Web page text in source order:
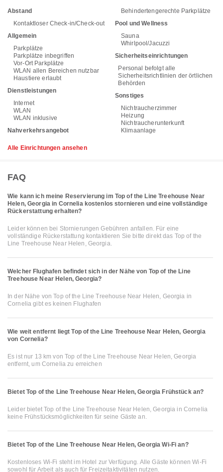
Abstand
Kontaktloser Check-in/Check-out
Allgemein
Parkplätze
Parkplätze inbegriffen
Vor-Ort Parkplätze
WLAN allen Bereichen nutzbar
Haustiere erlaubt
Dienstleistungen
Internet
WLAN
WLAN inklusive
Nahverkehrsangebot
Behindertengerechte Parkplätze
Pool und Wellness
Sauna
Whirlpool/Jacuzzi
Sicherheitseinrichtungen
Personal befolgt alle
Sicherheitsrichtlinien der örtlichen
Behörden
Sonstiges
Nichtraucherzimmer
Heizung
Nichtraucherunterkunft
Klimaanlage
Alle Einrichtungen ansehen
FAQ
Wie kann ich meine Reservierung im Top of the Line Treehouse Near
Helen, Georgia in Cornelia kostenlos stornieren und eine vollständige
Rückerstattung erhalten?
Leider können bei Stornierungen Gebühren anfallen. Für eine
vollständige Rückerstattung kontaktieren Sie bitte direkt das Top of the
Line Treehouse Near Helen, Georgia.
Welcher Flughafen befindet sich in der Nähe von Top of the Line
Treehouse Near Helen, Georgia?
In der Nähe von Top of the Line Treehouse Near Helen, Georgia in
Cornelia gibt es keinen Flughafen
Wie weit entfernt liegt Top of the Line Treehouse Near Helen, Georgia
von Cornelia?
Es ist nur 13 km von Top of the Line Treehouse Near Helen, Georgia
entfernt, um Cornelia zu erreichen
Bietet Top of the Line Treehouse Near Helen, Georgia Frühstück an?
Leider bietet Top of the Line Treehouse Near Helen, Georgia in Cornelia
keine Frühstücksmöglichkeiten für seine Gäste an.
Bietet Top of the Line Treehouse Near Helen, Georgia Wi-Fi an?
Kostenloses Wi-Fi steht im Hotel zur Verfügung. Alle Gäste können Wi-Fi
sowohl für Arbeit als auch für Freizeitaktivitäten nutzen.